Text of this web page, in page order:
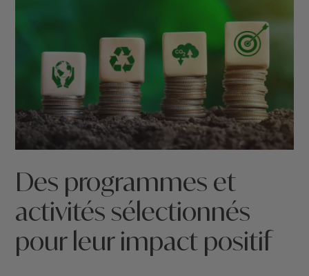
Des programmes et
activités sélectionnés
pour leur impact positif